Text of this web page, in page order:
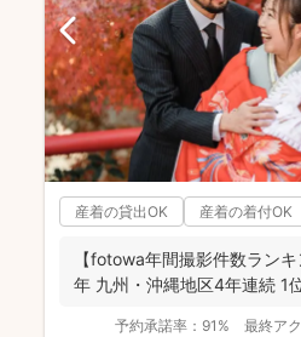
産着の貸出OK 産着の着付OK
【fotowa年間撮影件数ラン
年 九州・沖縄地区4年連続 1
予約承諾率： 91% 最終ア